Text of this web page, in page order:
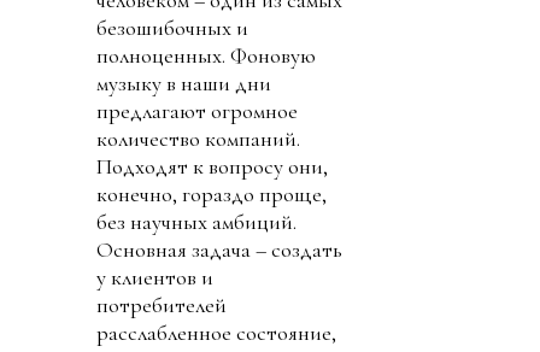
безошибочных и
полноценных. Фоновую
музыку в наши дни
предлагают огромное
количество компаний.
Подходят к вопросу они,
конечно, гораздо проще,
без научных амбиций.
Основная задача – создать
у клиентов и
потребителей
расслабленное состояние,